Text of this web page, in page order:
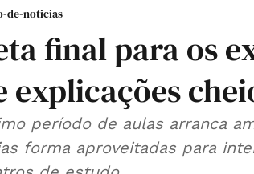
de-noticias
final para os
explicações
período de aulas arranca
forma aproveitadas para